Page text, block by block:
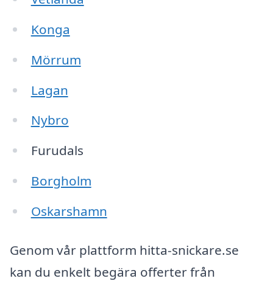
Konga
Mörrum
Lagan
Nybro
Furudals
Borgholm
Oskarshamn
Genom vår plattform hitta-snickare.se
kan du enkelt begära offerter från